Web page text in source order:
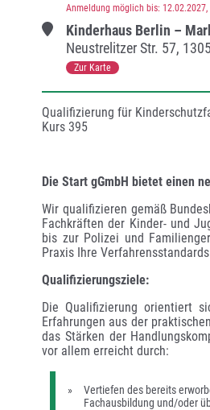
Anmeldung möglich bis: 12.02.2027,
Kinderhaus Berlin –
Neustrelitzer Str. 57,
Zur Karte
Qualifizierung für
Kurs 395
Die Start gGmbH bietet einen
Wir qualifizieren gemäß
Fachkräften der Kinder- und
bis zur Polizei und
Praxis Ihre
Qualifizierungsziele:
Die Qualifizierung orientiert
Erfahrungen aus der
das Stärken der
vor allem erreicht durch:
Vertiefen des bereits
Fachausbildung und/oder